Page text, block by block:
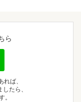
ら
ば、
たら、